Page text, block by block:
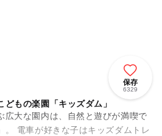
保存
6329
もの楽園「キッズダム」
広大な園内は、自然と遊びが満喫で
。 電車が好きな子はキッズダムトレ